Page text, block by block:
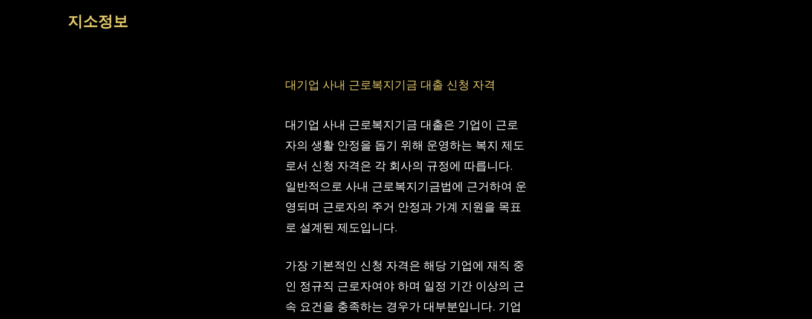
지소정보
대기업 사내 근로복지기금 대출 신청 자격
대기업 사내 근로복지기금 대출은 기업이 근로
자의 생활 안정을 돕기 위해 운영하는 복지 제도
로서 신청 자격은 각 회사의 규정에 따릅니다.
일반적으로 사내 근로복지기금법에 근거하여 운
영되며 근로자의 주거 안정과 가계 지원을 목표
로 설계된 제도입니다.
가장 기본적인 신청 자격은 해당 기업에 재직 중
인 정규직 근로자여야 하며 일정 기간 이상의 근
속 요건을 충족하는 경우가 대부분입니다. 기업